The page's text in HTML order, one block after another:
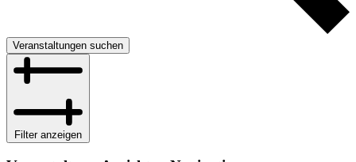
Veranstaltungen suchen
Filter anzeigen